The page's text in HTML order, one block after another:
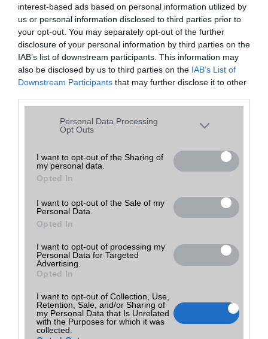
interest-based ads based on personal information utilized by
us or personal information disclosed to third parties prior to
your opt-out. You may separately opt-out of the further
disclosure of your personal information by third parties on the
IAB’s list of downstream participants. This information may
also be disclosed by us to third parties on the IAB’s List of
Downstream Participants that may further disclose it to other
Please note that this website/app uses one or more Google
services and may gather and store information including but
grant or deny consent to Google and its third-party tags to
use your data for below specified purposes in below Google
consent section.
Personal Data Processing
Opt Outs
I want to opt-out of the Sharing of
my personal data.
Opted In
I want to opt-out of the Sale of my
Personal Data.
Opted In
I want to opt-out of processing my
Personal Data for Targeted
Advertising.
Opted In
I want to opt-out of Collection, Use,
Retention, Sale, and/or Sharing of
my Personal Data that Is Unrelated
with the Purposes for which it was
collected.
Mobil Adás-Vétel
Árpád
részlete
k
haszná
lt
65 000
Ft
(ne. 65
000)
Tovább a
bolthoz
Mobil Adás-Vétel
Árpád
részlete
k
haszná
lt
65 000
Ft
(ne. 65
Tovább a
bolthoz
| Phone Arena
Sokan nem rajonganak az évek óta egyre inkább növekvõ kijelzõkért
és szeretnének 5 col alatt maradni, hogy még egyszerûen kezelhetõ
legyen egy kézzel a mobil és akár a zsebbe is gond nélkül beférjen.
2017.03.28
| Xiaomi Today
mutat be a Samsung holnap?